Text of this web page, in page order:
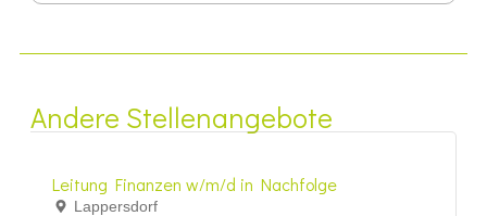
Andere Stellenangebote
Leitung Finanzen w/m/d in Nachfolge
Lappersdorf